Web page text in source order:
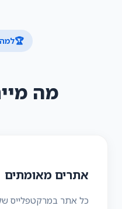
🏆למה Accessily
מה
אתרים מאומתים
כל אתר במרקטפלייס